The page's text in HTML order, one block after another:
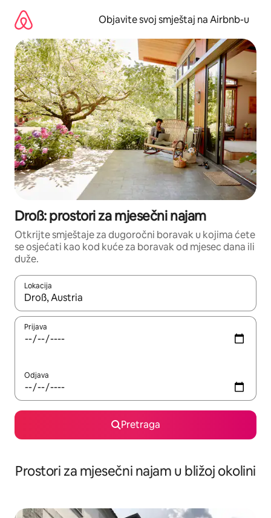
sadržaj
Objavite svoj smještaj na Airbnb-u
Droß: prostori za mjesečni najam
Otkrijte smještaje za dugoročni boravak u kojima ćete
se osjećati kao kod kuće za boravak od mjesec dana ili
duže.
Lokacija
Kad su rezultati dostupni, možete da se krećete kroz njih
Prijava
Odjava
Pretraga
Prostori za mjesečni najam u bližoj okolini